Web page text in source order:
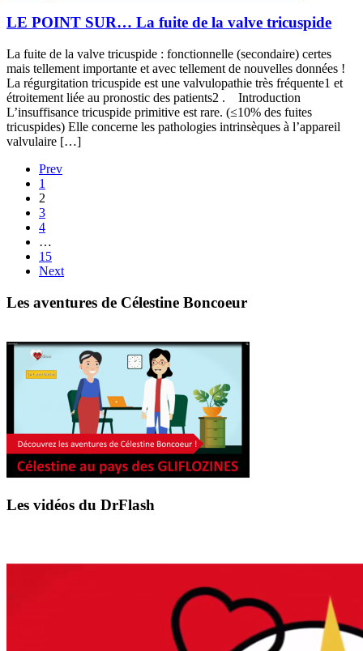
LE POINT SUR… La fuite de la valve tricuspide
La fuite de la valve tricuspide : fonctionnelle (secondaire) certes
mais tellement importante et avec tellement de nouvelles données !
La régurgitation tricuspide est une valvulopathie très fréquente1 et
étroitement liée au pronostic des patients2 . Introduction
L’insuffisance tricuspide primitive est rare. (≤10% des fuites
tricuspides) Elle concerne les pathologies intrinsèques à l’appareil
valvulaire […]
Prev
1
2
3
4
…
15
Next
Les aventures de Célestine Boncoeur
Les vidéos du DrFlash